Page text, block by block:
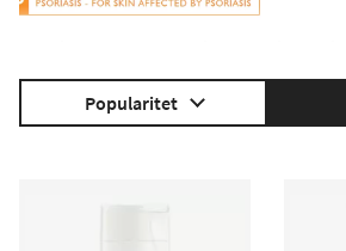
plaget av psoriasis og motvirker
stram og tørr hud og rødhet.
Les mer om P serien fra Pharmaceris her
Popularitet